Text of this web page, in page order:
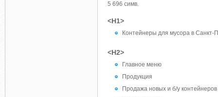
5 696 симв.
<H1>
Контейнеры для мусора в Санкт-
<H2>
Главное меню
Продукция
Продажа новых и б/у контейнеров